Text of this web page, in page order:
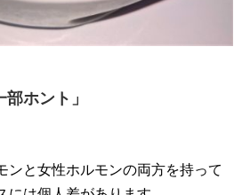
ホント」
ンと女性ホルモンの両方を持って